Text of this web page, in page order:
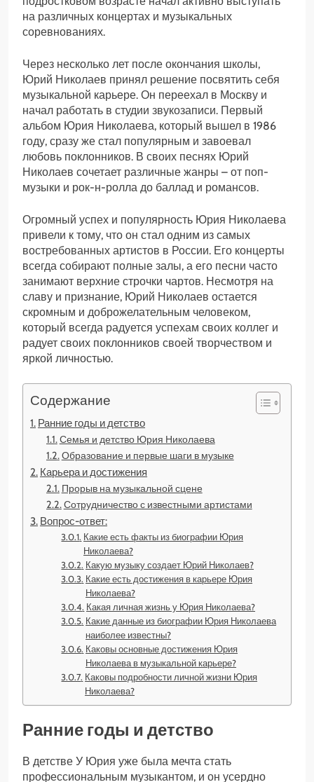
на различных концертах и музыкальных
соревнованиях.
Через несколько лет после окончания школы,
Юрий Николаев принял решение посвятить себя
музыкальной карьере. Он переехал в Москву и
начал работать в студии звукозаписи. Первый
альбом Юрия Николаева, который вышел в 1986
году, сразу же стал популярным и завоевал
любовь поклонников. В своих песнях Юрий
Николаев сочетает различные жанры – от поп-
музыки и рок-н-ролла до баллад и романсов.
Огромный успех и популярность Юрия Николаева
привели к тому, что он стал одним из самых
востребованных артистов в России. Его концерты
всегда собирают полные залы, а его песни часто
занимают верхние строчки чартов. Несмотря на
славу и признание, Юрий Николаев остается
скромным и доброжелательным человеком,
который всегда радуется успехам своих коллег и
радует своих поклонников своей творчеством и
яркой личностью.
Содержание
Ранние годы и детство
Семья и детство Юрия Николаева
Образование и первые шаги в музыке
Карьера и достижения
Прорыв на музыкальной сцене
Сотрудничество с известными артистами
Вопрос-ответ:
Какие есть факты из биографии Юрия
Николаева?
Какую музыку создает Юрий Николаев?
Какие есть достижения в карьере Юрия
Николаева?
Какая личная жизнь у Юрия Николаева?
Какие данные из биографии Юрия Николаева
наиболее известны?
Каковы основные достижения Юрия
Николаева в музыкальной карьере?
Каковы подробности личной жизни Юрия
Николаева?
Ранние годы и детство
В детстве У Юрия уже была мечта стать
профессиональным музыкантом, и он усердно